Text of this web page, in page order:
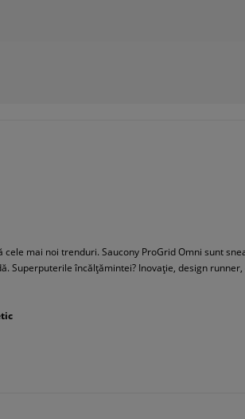
mai noi trenduri. Saucony ProGrid Omni sunt
Superputerile încălțămintei? Inovație, design